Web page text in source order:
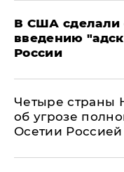
В США сделали
введению
России
Четыре страны
об угрозе
Осетии Россией